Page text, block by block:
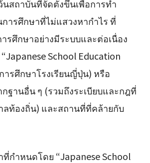
นสถาบันที่จัดตั้งขึ้นเพื่อการทำ
ารศึกษาที่ไม่แสวงหากำไร ที่
รศึกษาอย่างมีระบบและต่อเนื่อง
School Education
ารศึกษาโรงเรียนญี่ปุ่น) หรือ
ฐานอื่น ๆ (รวมถึงระเบียบและกฎที่
ลท้องถิ่น) และสถานที่ที่คล้ายกับ
กำหนดโดย “Japanese School